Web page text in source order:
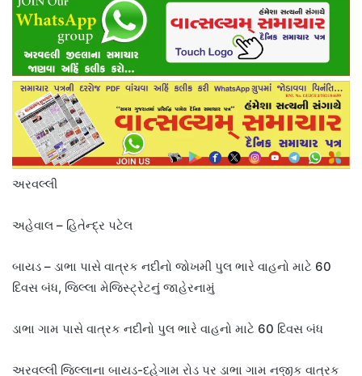
અરવલ્લી
અહેવાલ – હિતેન્દ્ર પટેલ
બાયડ – ડાભા પાસે વાત્રક નદીનો જોખમી પુલ ભારે વાહનો માટે 60
દિવસ બંધ, જિલ્લા મેજિસ્ટ્રેટનું જાહેરનામું
ડાભા ગામ પાસે વાત્રક નદીનો પુલ ભારે વાહનો માટે 60 દિવસ બંધ
અરવલ્લી જિલ્લાના બાયડ-દહેગામ રોડ પર ડાભા ગામ નજીક વાત્રક